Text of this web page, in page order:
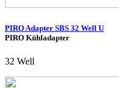
PIRO Adapter SBS 32 Well U
PIRO Kühladapter
32 Well